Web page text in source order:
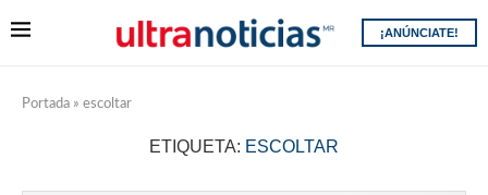
¡ANÚNCIATE!
Portada » escoltar
ETIQUETA: ESCOLTAR